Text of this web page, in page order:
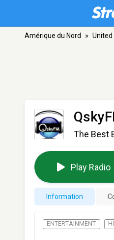
Amérique du Nord »
The Best
Play Radio
Information
ENTERTAINMENT